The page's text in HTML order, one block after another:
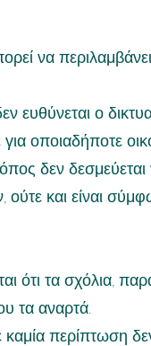
να
ευθύνεται ο
οποιαδήποτε
δεν
ούτε και είναι
ότι τα σχόλια,
τα αναρτά.
περίπτωση